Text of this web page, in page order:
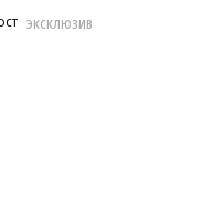
ЭКСКЛЮЗИВ